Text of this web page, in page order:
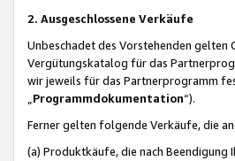
2. Ausgeschlossene Verkäufe
Unbeschadet des Vorstehenden gelten
Vergütungskatalog für das
wir jeweils für das Partnerprogramm
Programmdokumentation“).
Ferner gelten folgende Verkäufe, die
(a) Produktkäufe, die nach Beendigung